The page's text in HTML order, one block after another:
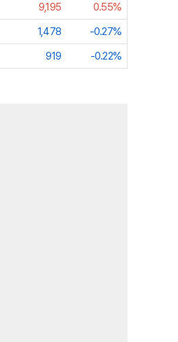
9,195
0.55%
1,478
-0.27%
919 -0.22%